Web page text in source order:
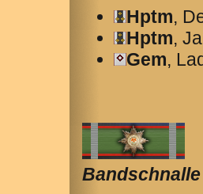
Hptm,
Hptm,
Gem,